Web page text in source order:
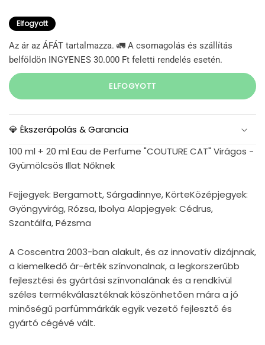
Elfogyott
Az ár az ÁFÁT tartalmazza. 🚛 A csomagolás és szállítás
belföldön INGYENES 30.000 Ft feletti rendelés esetén.
ELFOGYOTT
💎 Ékszerápolás & Garancia
100 ml + 20 ml Eau de Perfume "COUTURE CAT" Virágos -
Gyümölcsös Illat Nőknek
Fejjegyek: Bergamott, Sárgadinnye, KörteKözépjegyek:
Gyöngyvirág, Rózsa, Ibolya Alapjegyek: Cédrus,
Szantálfa, Pézsma
A Coscentra 2003-ban alakult, és az innovatív dizájnnak,
a kiemelkedő ár-érték színvonalnak, a legkorszerűbb
fejlesztési és gyártási színvonalának és a rendkívül
széles termékválasztéknak köszönhetően mára a jó
minőségű parfümmárkák egyik vezető fejlesztő és
gyártó cégévé vált.